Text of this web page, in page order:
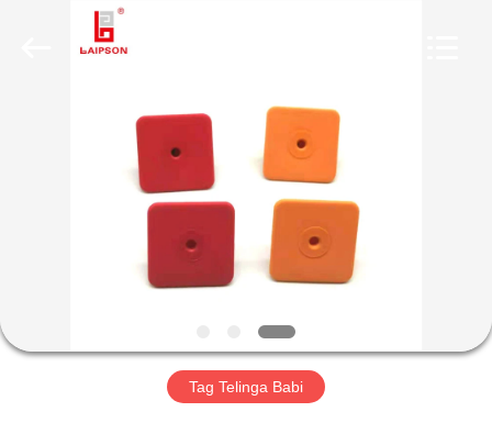
PRODUK
TENTANG
TUR
Tag Telinga Babi